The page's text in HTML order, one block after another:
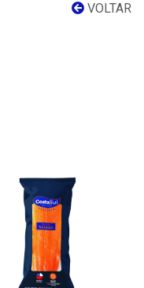
VOLTAR